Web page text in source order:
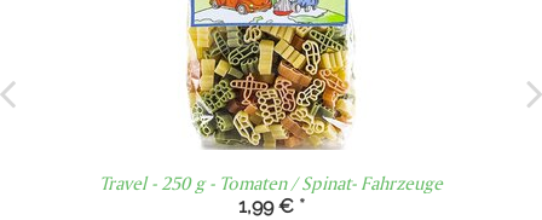
Travel - 250 g - Tomaten / Spinat- Fahrzeuge
1,99 € *